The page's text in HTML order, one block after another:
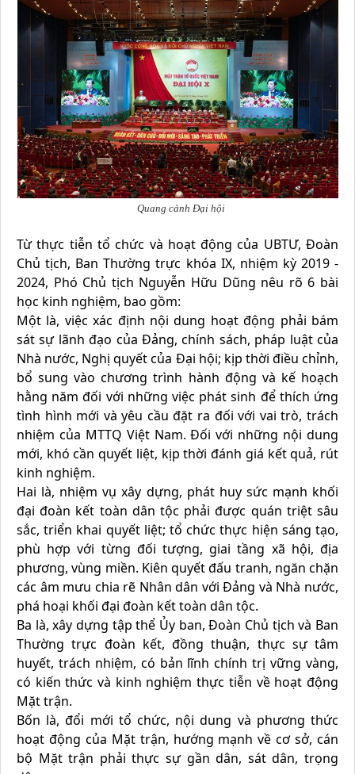
Quang cảnh Đại hội
Từ thực tiễn tổ chức và hoạt động của UBTƯ, Đoàn
Chủ tịch, Ban Thường trực khóa IX, nhiệm kỳ 2019 -
2024, Phó Chủ tịch Nguyễn Hữu Dũng nêu rõ 6 bài
học kinh nghiệm, bao gồm:
Một là, việc xác định nội dung hoạt động phải bám
sát sự lãnh đạo của Đảng, chính sách, pháp luật của
Nhà nước, Nghị quyết của Đại hội; kịp thời điều chỉnh,
bổ sung vào chương trình hành động và kế hoạch
hằng năm đối với những việc phát sinh để thích ứng
tình hình mới và yêu cầu đặt ra đối với vai trò, trách
nhiệm của MTTQ Việt Nam. Đối với những nội dung
mới, khó cần quyết liệt, kịp thời đánh giá kết quả, rút
kinh nghiệm.
Hai là, nhiệm vụ xây dựng, phát huy sức mạnh khối
đại đoàn kết toàn dân tộc phải được quán triệt sâu
sắc, triển khai quyết liệt; tổ chức thực hiện sáng tạo,
phù hợp với từng đối tượng, giai tầng xã hội, địa
phương, vùng miền. Kiên quyết đấu tranh, ngăn chặn
các âm mưu chia rẽ Nhân dân với Đảng và Nhà nước,
phá hoại khối đại đoàn kết toàn dân tộc.
Ba là, xây dựng tập thể Ủy ban, Đoàn Chủ tịch và Ban
Thường trực đoàn kết, đồng thuận, thực sự tâm
huyết, trách nhiệm, có bản lĩnh chính trị vững vàng,
có kiến thức và kinh nghiệm thực tiễn về hoạt động
Mặt trận.
Bốn là, đổi mới tổ chức, nội dung và phương thức
hoạt động của Mặt trận, hướng mạnh về cơ sở, cán
bộ Mặt trận phải thực sự gần dân, sát dân, trọng